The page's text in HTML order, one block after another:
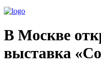
В Москве
выставка